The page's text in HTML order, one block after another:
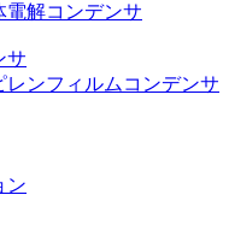
電解コンデンサ
サ
レンフィルムコンデンサ
ン